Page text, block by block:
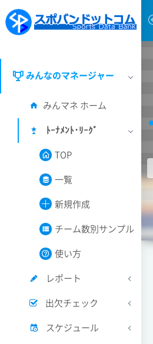
みんなのマネージャー
みんマネ ホーム
ﾄｰﾅﾒﾝﾄ･ﾘｰｸﾞ
TOP
一覧
新規作成
チーム数別サンプル
使い方
レポート
出欠チェック
スケジュール